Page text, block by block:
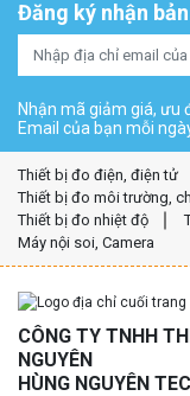
Đăng ký nhận
Nhận mã giảm giá, ưu
Email của bạn mỗi
Thiết bị đo điện, điện tử
Thiết bị đo môi trường,
Thiết bị đo nhiệt độ
Máy nội soi, Camera
CÔNG TY TNHH
NGUYÊN
HÙNG NGUYÊN